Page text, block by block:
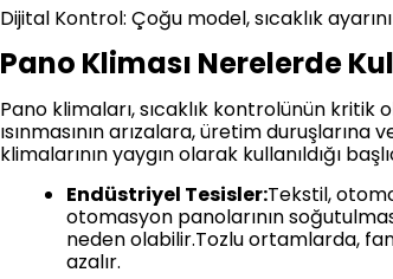
Dijital Kontrol: Çoğu model, sıcaklık
Pano Kliması Nerelerde
Pano klimaları, sıcaklık kontrolünün kritik
ısınmasının arızalara, üretim
klimalarının yaygın olarak kullanıldığı
Endüstriyel Tesisler:Tekstil,
otomasyon panolarının
neden olabilir.Tozlu ortamlarda,
azalır.